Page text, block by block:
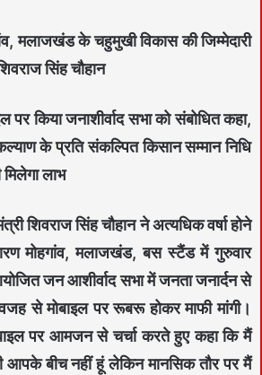
मलाजखंड के चहुमुखी विकास की जिम्मेदारी
सिंह चौहान
पर किया जनाशीर्वाद सभा को संबोधित कहा,
के प्रति संकल्पित किसान सम्मान निधि
मिलेगा लाभ
शिवराज सिंह चौहान ने अत्यधिक वर्षा होने
मोहगांव, मलाजखंड, बस स्टैंड में गुरुवार
जन आशीर्वाद सभा में जनता जनार्दन से
से मोबाइल पर रूबरू होकर माफी मांगी।
पर आमजन से चर्चा करते हुए कहा कि मैं
आपके बीच नहीं हूं लेकिन मानसिक तौर पर मैं